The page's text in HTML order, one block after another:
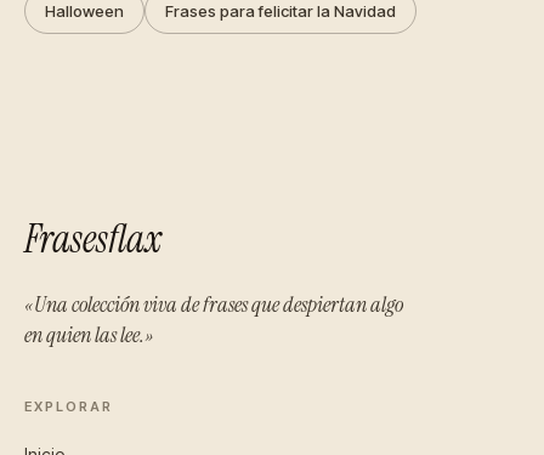
Halloween Frases para felicitar la Navidad
Frasesflax
«Una colección viva de frases que despiertan algo
en quien las lee.»
EXPLORAR